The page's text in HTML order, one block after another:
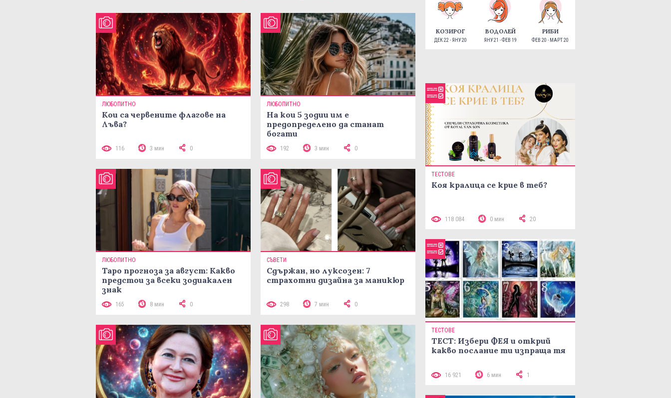
ЛЮБОПИТНО
Кои са червените флагове на
Лъва?
116 3 мин 0
ЛЮБОПИТНО
На кои 5 зодии им е
предопределено да станат
богати
192 3 мин 0
ЛЮБОПИТНО
Таро прогноза за август: Какво
предстои за всеки зодиакален
знак
165 8 мин 0
СЪВЕТИ
Сдържан, но луксозен: 7
страхотни дизайна за маникюр
298 7 мин 0
КОЗИРОГ
ДЕК 22 - ЯНУ 20
ВОДОЛЕЙ
ЯНУ 21 - ФЕВ 19
РИБИ
ФЕВ 20 - МАРТ 20
ТЕСТОВЕ
Коя кралица се крие в теб?
118 084 0 мин 20
ТЕСТОВЕ
ТЕСТ: Избери ФЕЯ и открий
какво послание ти изпраща тя
16 921 6 мин 1